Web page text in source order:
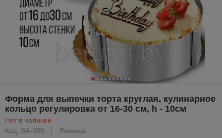
Форма для выпечки торта круглая, кулинарное
кольцо регулировка от 16-30 см, h - 10см
Нет в наличии
Код: SA-380
Розница